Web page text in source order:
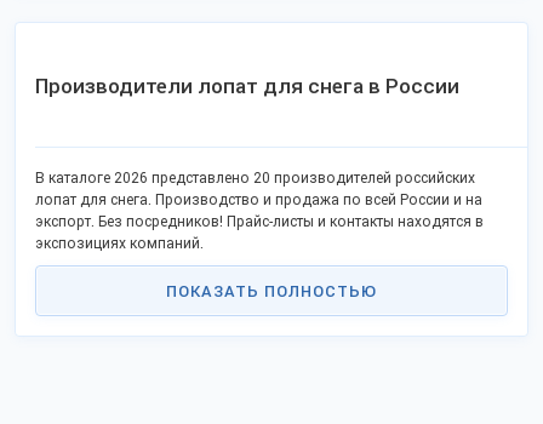
Производители лопат для снега в России
В каталоге 2026 представлено 20 производителей российских
лопат для снега. Производство и продажа по всей России и на
экспорт. Без посредников! Прайс-листы и контакты находятся в
экспозициях компаний.
ПОКАЗАТЬ ПОЛНОСТЬЮ